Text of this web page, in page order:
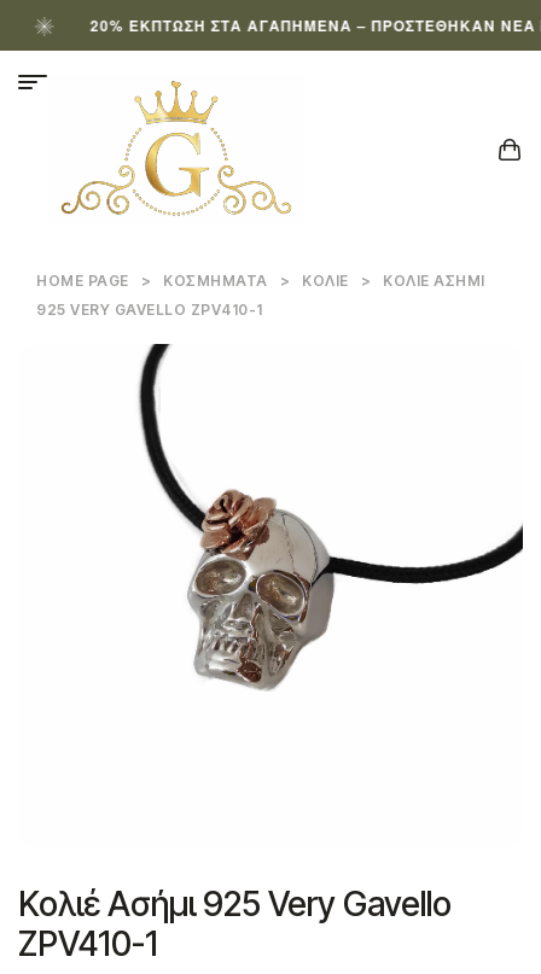
20% ΈΚΠΤΩΣΗ ΣΤΑ ΑΓΑΠΗΜΈΝΑ – ΠΡΟΣΤΈΘΗΚΑΝ ΝΈΑ
HOME PAGE > ΚΟΣΜΉΜΑΤΑ > ΚΟΛΙΈ >
ΚΟΛΙΈ ΑΣΉΜΙ
925 VERY GAVELLO ZPV410-1
Κολιέ Ασήμι 925 Very Gavello
ZPV410-1